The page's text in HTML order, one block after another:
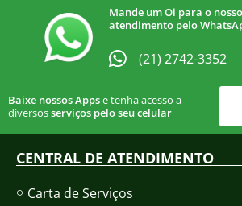
Mande um Oi para o
atendimento pelo
(21) 2742-3352​
Baixe nossos Appse tenha acesso a
diversosserviços pelo seu celular
CENTRAL DE ATENDIMENTO
Carta de Serviços